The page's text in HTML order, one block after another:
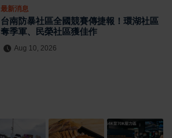
最新消息
台南防暴社區全國競賽傳捷報！環湖社區
奪季軍、民榮社區獲佳作
Aug 10, 2026